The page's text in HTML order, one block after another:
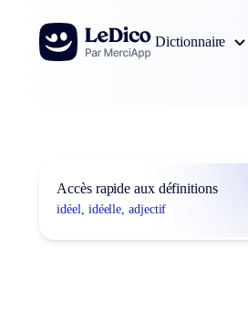
Aller au contenu
Dictionnaire
Accès rapide aux définitions
idéel, idéelle, adjectif